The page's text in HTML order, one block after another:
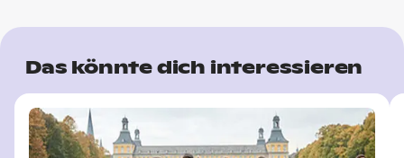
Das könnte dich interessieren